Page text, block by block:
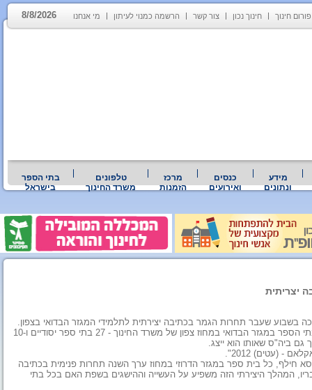
פורום חינוך חינוך נכון צור קשר הרשמה כמנוי לעיתון מי אנחנו 8/8/2026
מידע
ונתונים
כנסים
ואירועים
מרכז
הזמנות
טלפונים
משרד החינוך
בתי הספר
בישראל
יצריתית
בשבוע שעבר תחרות הגמר בכתיבה יצירתית לתלמידי המגזר הבדואי בצפון.
התחרות מתקיימת זו השנה החמישית. בתחרות השנה השתתפו כל בתי הספר במגזר הבדואי במחוז צפון של משרד החינוך - 27 בתי ספר יסודיים ו-10
ביה"ס שאותו הוא ייצג.
חילף, כל בית ספר במגזר הדרוזי במחוז ערך השנה תחרות פנימית בכתיבה
המהלך היצירתי הזה משפיע על העשייה וההישגים בשפת האם בכל בתי